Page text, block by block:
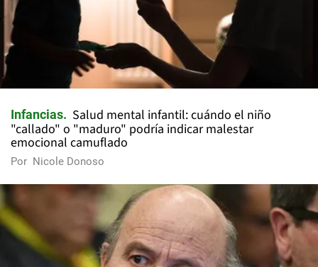
Infancias
Salud mental infantil: cuándo el niño
"callado" o "maduro" podría indicar malestar
emocional camuflado
Por Nicole Donoso